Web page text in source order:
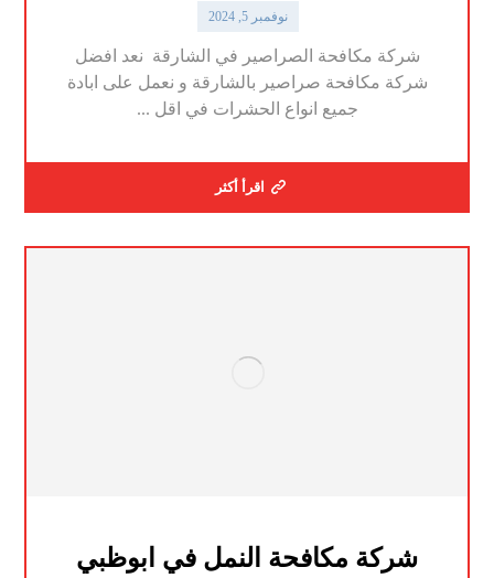
نوفمبر 5, 2024
شركة مكافحة الصراصير في الشارقة نعد افضل
شركة مكافحة صراصير بالشارقة و نعمل على ابادة
جميع انواع الحشرات في اقل ...
اقرأ أكثر
شركة مكافحة النمل في ابوظبي